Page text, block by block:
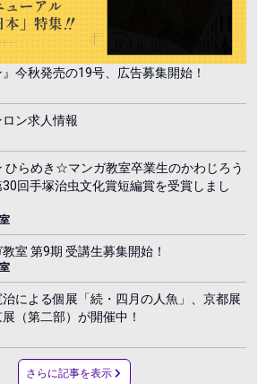
今秋発売の19号、広告募集開始！
ロン求人情報
ひらめき☆マンガ教室卒業生のかわじろう
回手塚治虫文化賞短編賞を受賞しまし
室 第9期 受講生募集開始！
治による個展「続・四月の人魚」、京都展
展（第二部）が開催中！
さらに記事を表示